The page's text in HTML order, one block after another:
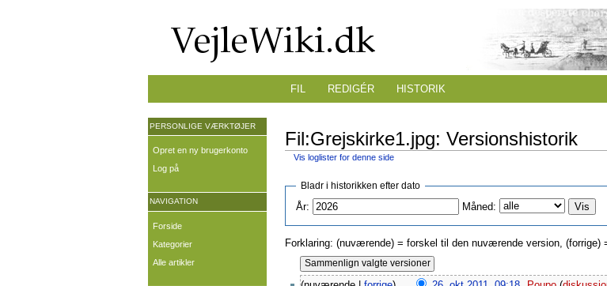
Fil:Grejskirke1.jpg: Versionshistorik
Vis loglister for denne side
Bladr i historikken efter dato
År:
Måned:
Forklaring: (nuværende) = forskel til den nuværende version,
FIL REDIGÉR HISTORIK
PERSONLIGE VÆRKTØJER
Opret en ny brugerkonto
Log på
NAVIGATION
Forside
Kategorier
Alle artikler